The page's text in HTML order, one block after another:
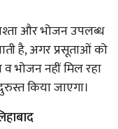
और भोजन उपलब्ध
है, अगर प्रसूताओं को
भोजन नहीं मिल रहा
किया जाएगा।